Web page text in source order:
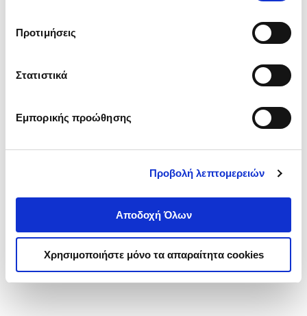
΄΄και να ενημερωθείτε σχετικά με
Προτιμήσεις
Στατιστικά
Εμπορικής προώθησης
Προβολή λεπτομερειών
Αποδοχή Όλων
Χρησιμοποιήστε μόνο τα απαραίτητα cookies